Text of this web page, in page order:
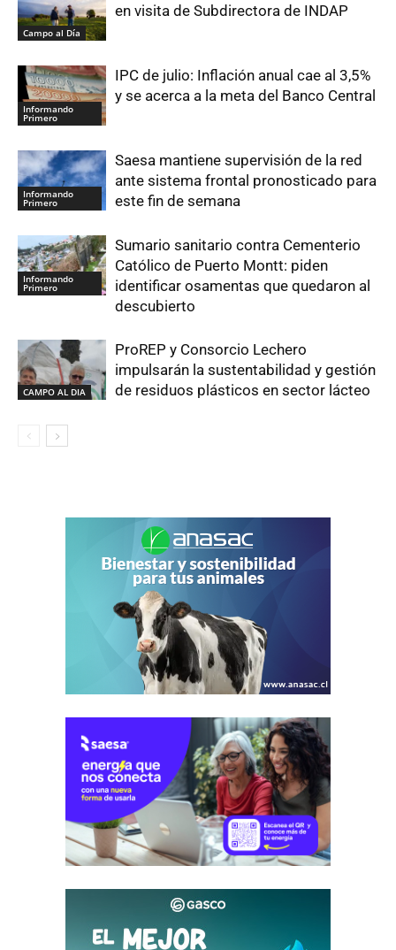
Campo al Día
en visita de Subdirectora de INDAP
Informando
Primero
IPC de julio: Inflación anual cae al 3,5%
y se acerca a la meta del Banco Central
Informando
Primero
Saesa mantiene supervisión de la red
ante sistema frontal pronosticado para
este fin de semana
Informando
Primero
Sumario sanitario contra Cementerio
Católico de Puerto Montt: piden
identificar osamentas que quedaron al
descubierto
CAMPO AL DIA
ProREP y Consorcio Lechero
impulsarán la sustentabilidad y gestión
de residuos plásticos en sector lácteo